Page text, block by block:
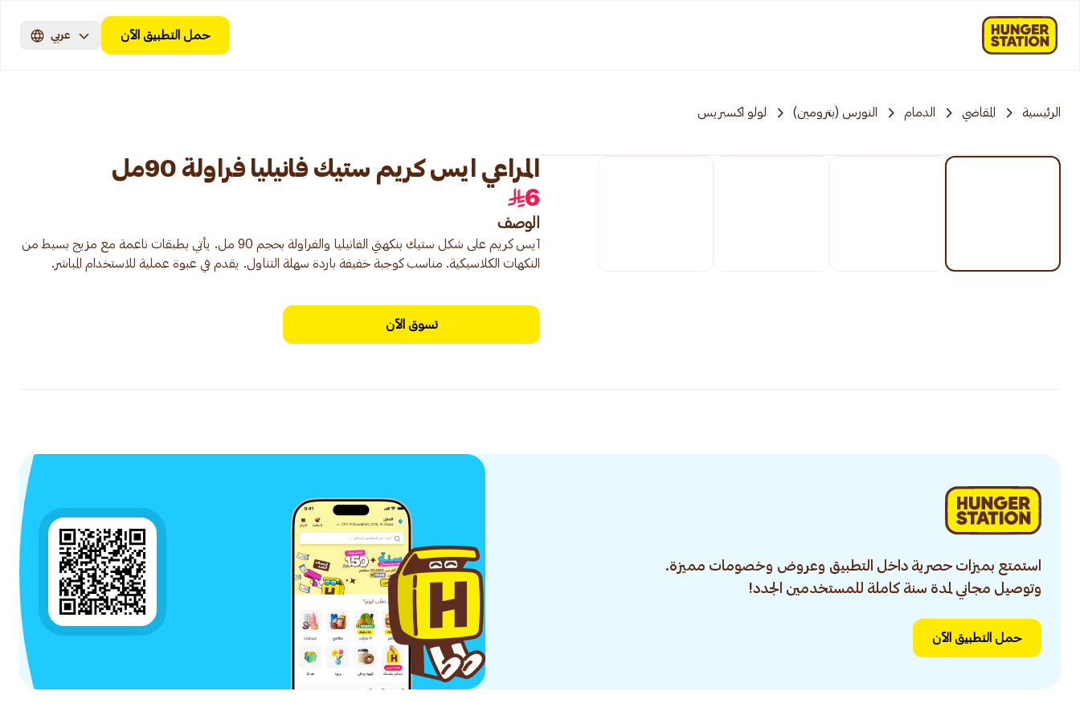
حمل التطبيق الآن عربي
الرئيسية المقاضي الدمام النورس (بترومين) لولو اكسبريس
المراعي ايس كريم ستيك فانيليا فراولة 90مل
6
الوصف
آيس كريم على شكل ستيك بنكهتي الفانيليا والفراولة بحجم 90 مل. يأتي بطبقات ناعمة مع مزيج بسيط من
النكهات الكلاسيكية. مناسب كوجبة خفيفة باردة سهلة التناول. يقدم في عبوة عملية للاستخدام المباشر.
تسوق الآن
استمتع بميزات حصرية داخل التطبيق وعروض وخصومات مميزة.
وتوصيل مجاني لمدة سنة كاملة للمستخدمين الجدد!
حمل التطبيق الآن